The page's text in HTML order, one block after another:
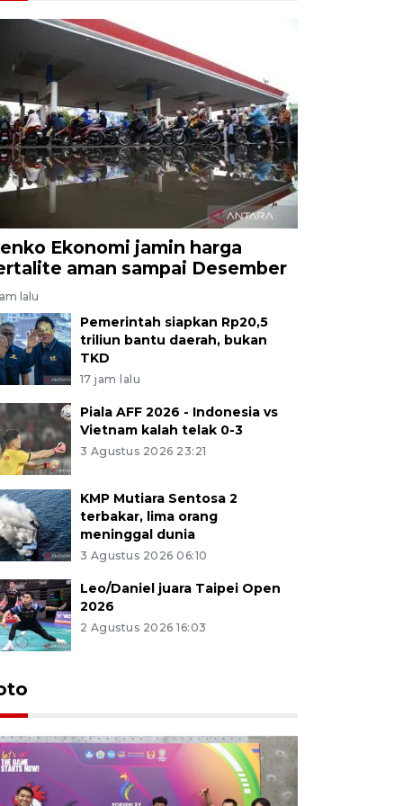
Ekonomi jamin harga
aman sampai Desember
lalu
Pemerintah siapkan Rp20,5
triliun bantu daerah, bukan
TKD
17 jam lalu
Piala AFF 2026 - Indonesia vs
Vietnam kalah telak 0-3
3 Agustus 2026 23:21
KMP Mutiara Sentosa 2
terbakar, lima orang
meninggal dunia
3 Agustus 2026 06:10
Leo/Daniel juara Taipei Open
2026
2 Agustus 2026 16:03